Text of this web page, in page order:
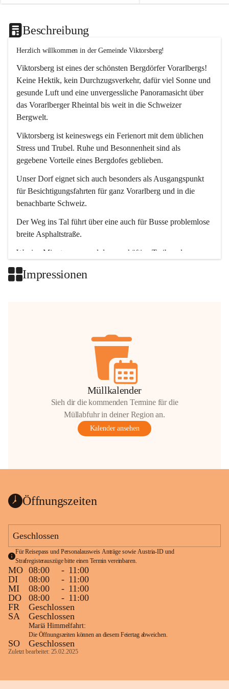
Beschreibung
Herzlich willkommen in der Gemeinde Viktorsberg!
Viktorsberg ist eines der schönsten Bergdörfer Vorarlbergs!
Keine Hektik, kein Durchzugsverkehr, dafür viel Sonne und
gesunde Luft und eine unvergessliche Panoramasicht über
das Vorarlberger Rheintal bis weit in die Schweizer
Bergwelt.
Viktorsberg ist keineswegs ein Ferienort mit dem üblichen
Stress und Trubel. Ruhe und Besonnenheit sind als
gegebene Vorteile eines Bergdofes geblieben.
Unser Dorf eignet sich auch besonders als Ausgangspunkt
für Besichtigungsfahrten für ganz Vorarlberg und in die
benachbarte Schweiz.
Der Weg ins Tal führt über eine auch für Busse problemlose
breite Asphaltstraße.
Wenige Minuten nur, und das geschäftige Treiben der
Impressionen
Müllkalender
Sieh dir die kommenden Termine für die
Müllabfuhr in deiner Region an.
Kalender ansehen
Öffnungszeiten
Geschlossen
Für Reisepass und Personalausweis Anträge sowie Austria-ID und
Strafregisterauszüge bitte einen Termin vereinbaren.
MO 08:00 - 11:00
DI
08:00 - 11:00
MI
08:00 - 11:00
DO
08:00 - 11:00
FR
Geschlossen
SA
Geschlossen
Mariä Himmelfahrt:
Die Öffnungszeiten können an diesem Feiertag abweichen.
SO Geschlossen
Zuletzt bearbeitet: 25.02.2025